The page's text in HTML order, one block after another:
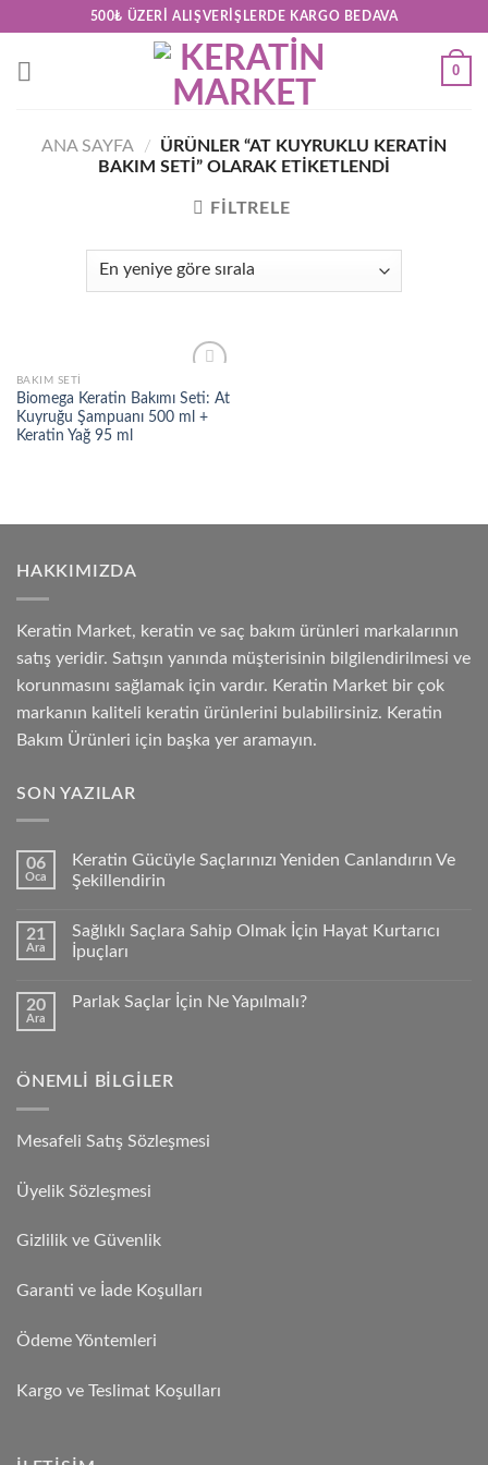
content
500₺ ÜZERI ALIŞVERIŞLERDE KARGO BEDAVA
0
ANA SAYFA /
ÜRÜNLER “AT KUYRUKLU KERATIN
BAKIM SETI” OLARAK ETIKETLENDI
FILTRELE
Add to
wishlist
BAKIM SETI
Biomega Keratin Bakımı Seti: At
Kuyruğu Şampuanı 500 ml +
Keratin Yağ 95 ml
HAKKIMIZDA
Keratin Market, keratin ve saç bakım ürünleri markalarının
satış yeridir. Satışın yanında müşterisinin bilgilendirilmesi ve
korunmasını sağlamak için vardır. Keratin Market bir çok
markanın kaliteli keratin ürünlerini bulabilirsiniz. Keratin
Bakım Ürünleri için başka yer aramayın.
SON YAZILAR
06
Oca
Keratin Gücüyle Saçlarınızı Yeniden Canlandırın Ve
Şekillendirin
21
Ara
Sağlıklı Saçlara Sahip Olmak İçin Hayat Kurtarıcı
İpuçları
20
Ara
Parlak Saçlar İçin Ne Yapılmalı?
ÖNEMLI BILGILER
Mesafeli Satış Sözleşmesi
Üyelik Sözleşmesi
Gizlilik ve Güvenlik
Garanti ve İade Koşulları
Ödeme Yöntemleri
Kargo ve Teslimat Koşulları